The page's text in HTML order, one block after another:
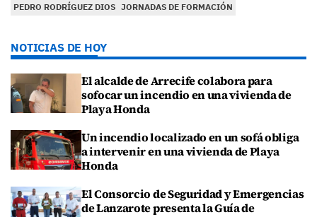
PEDRO RODRÍGUEZ DIOS JORNADAS DE FORMACIÓN
NOTICIAS DE HOY
El alcalde de Arrecife colabora para
sofocar un incendio en una vivienda de
Playa Honda
Un incendio localizado en un sofá obliga
a intervenir en una vivienda de Playa
Honda
El Consorcio de Seguridad y Emergencias
de Lanzarote presenta la Guía de